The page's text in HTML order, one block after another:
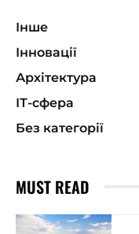
Інше
Інновації
Архітектура
ІТ-сфера
Без категорії
MUST READ